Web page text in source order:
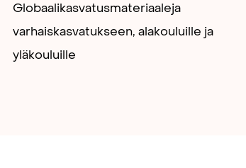
Globaalikasvatusmateriaaleja
varhaiskasvatukseen, alakouluille ja
yläkouluille